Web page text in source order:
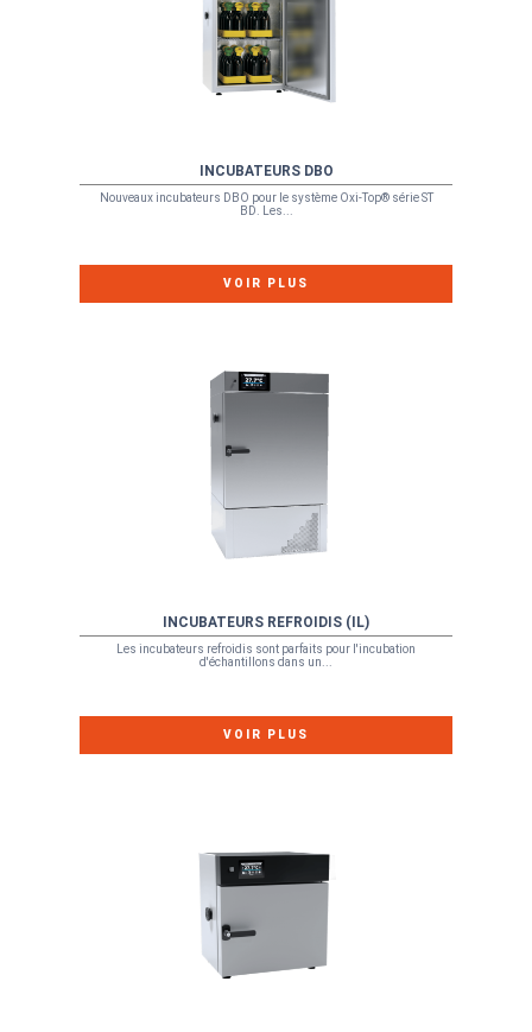
INCUBATEURS DBO
Nouveaux incubateurs DBO pour le système Oxi-Top® série ST
BD. Les...
VOIR PLUS
INCUBATEURS REFROIDIS (IL)
Les incubateurs refroidis sont parfaits pour l'incubation
d'échantillons dans un...
VOIR PLUS